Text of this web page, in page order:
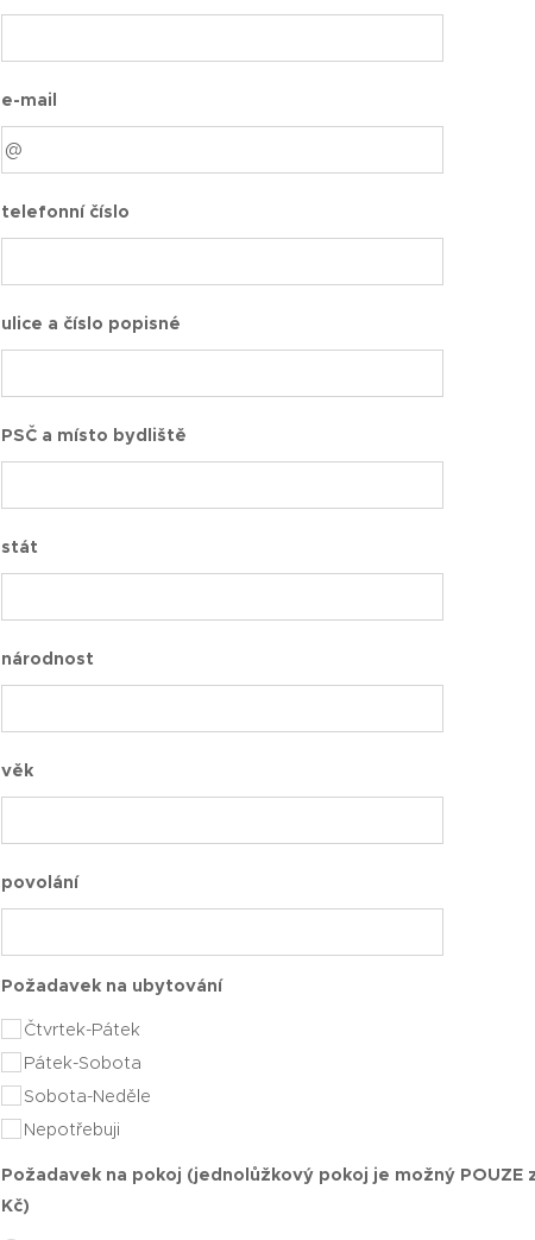
e-mail
telefonní číslo
ulice a číslo popisné
PSČ a místo bydliště
stát
národnost
věk
povolání
Požadavek na ubytování
Čtvrtek-Pátek
Pátek-Sobota
Sobota-Neděle
Nepotřebuji
Požadavek na pokoj (jednolůžkový pokoj je možný
Kč)